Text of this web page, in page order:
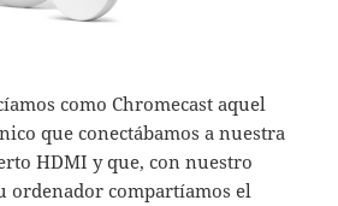
como Chromecast aquel
que conectábamos a nuestra
HDMI y que, con nuestro
ordenador compartíamos el